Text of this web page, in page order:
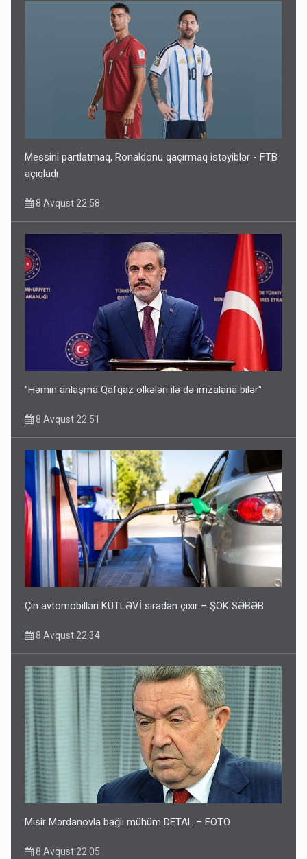
Messini partlatmaq, Ronaldonu qaçırmaq istəyiblər - FTB
açıqladı
8 Avqust 22:58
"Həmin anlaşma Qafqaz ölkələri ilə də imzalana bilər"
8 Avqust 22:51
Çin avtomobilləri KÜTLƏVİ sıradan çıxır – ŞOK SƏBƏB
8 Avqust 22:34
Misir Mərdanovla bağlı mühüm DETAL – FOTO
8 Avqust 22:05